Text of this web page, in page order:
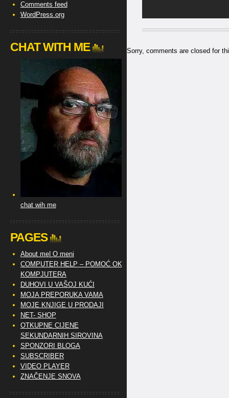
Sorry, comments are closed for
Comments feed
WordPress.org
CHAT WITH ME
chat wih me
PAGES
About me| O meni
COMPUTER HELP – POMOĆ OKO
KOMPJUTERA
DUHOVI U VAŠOJ KUĆI
MOJA PREPORUKA VAMA
MOJE KNJIGE U PRODAJI
NET- SHOP
OTKUPNE CIJENE
SEKUNDARNIH SIROVINA
SPONZORI BLOGA
SUBSCRIBER
VIDEO PLAYER
ZNAČENJE SNOVA